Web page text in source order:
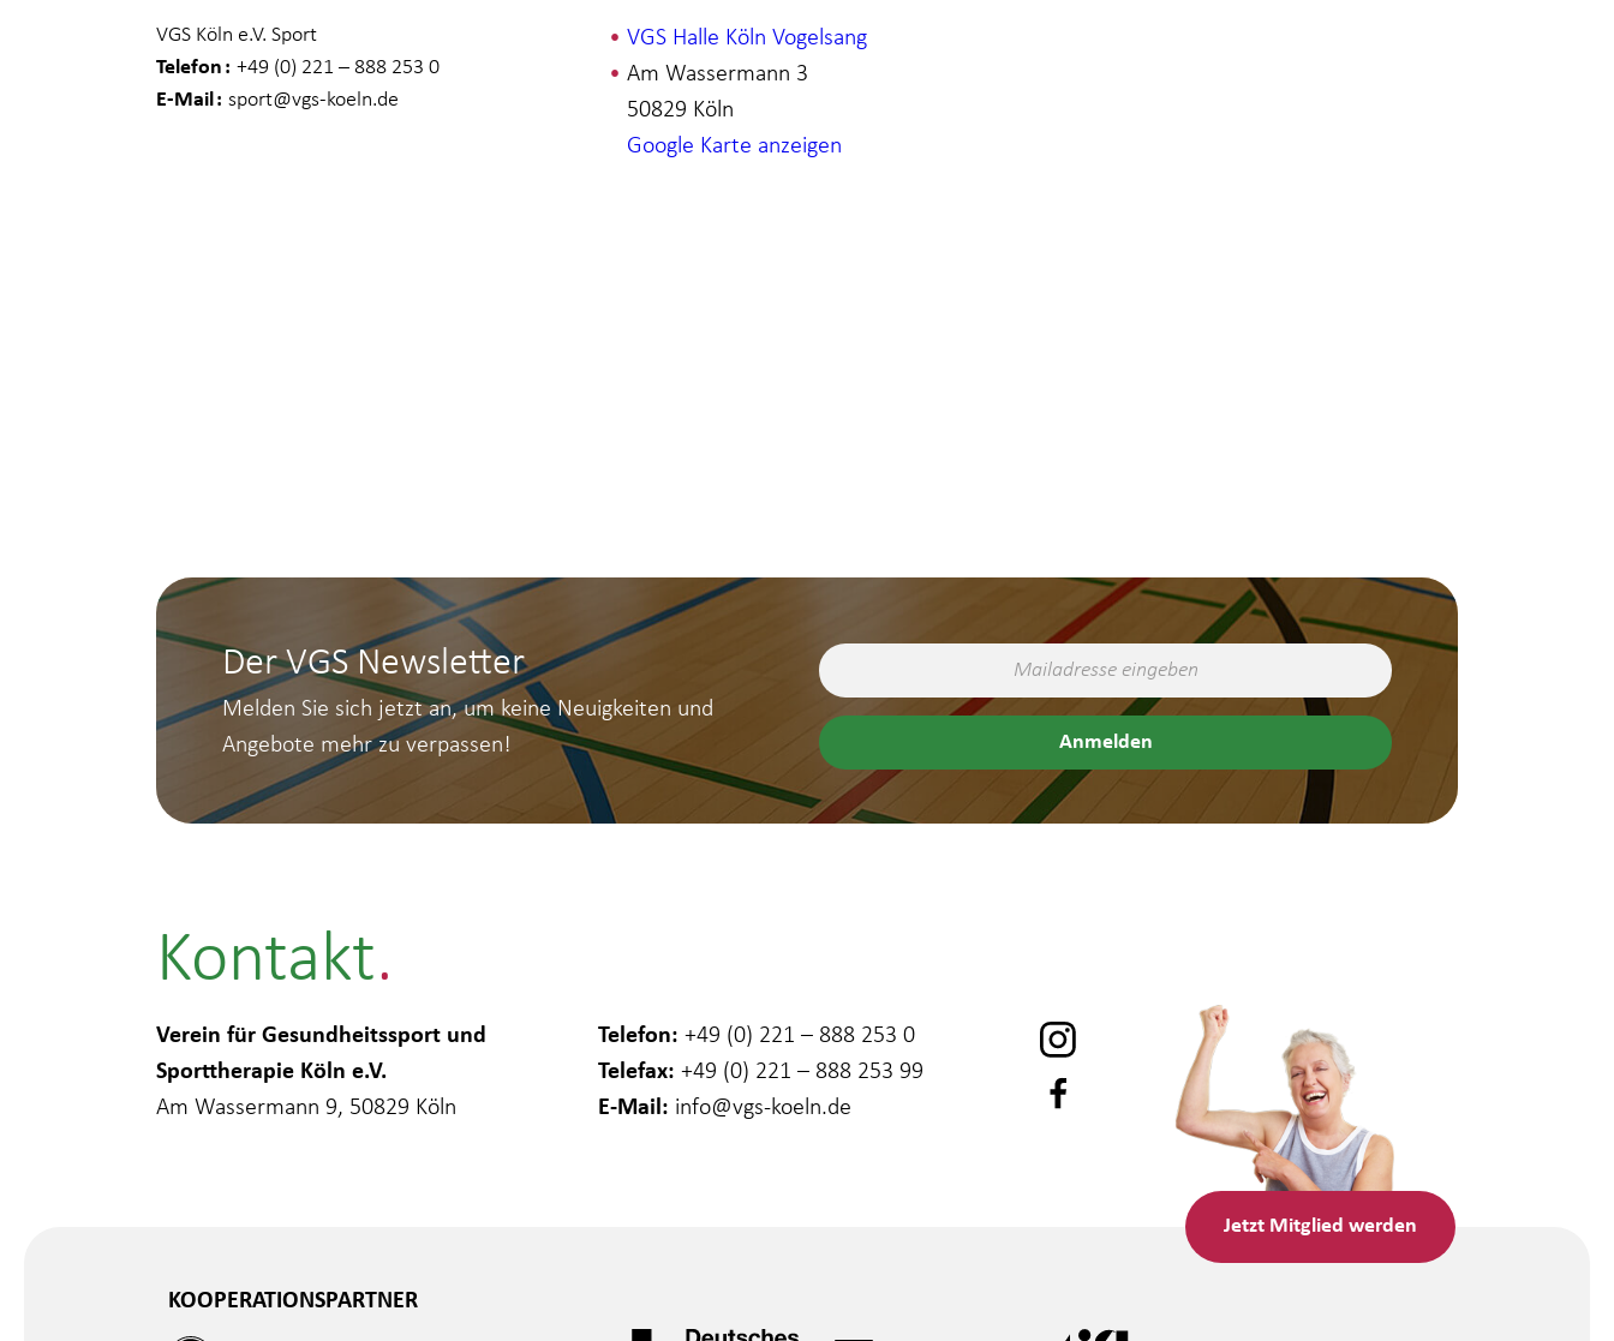
VGS Köln e.V. Sport
Telefon +49 (0) 221 – 888 253 0
E-Mail sport@vgs-koeln.de
VGS Halle Köln Vogelsang
Am Wassermann 3
Köln
50829
Google Karte anzeigen
Der VGS Newsletter
Melden Sie sich jetzt an, um keine Neuigkeiten und
Angebote mehr zu verpassen!
Kontakt
Verein für Gesundheitssport und
Sporttherapie Köln e.V.
Am Wassermann 9, 50829 Köln
Telefon: +49 (0) 221 – 888 253 0
Telefax: +49 (0) 221 – 888 253 99
E-Mail: info@vgs-koeln.de
Jetzt Mitglied werden
KOOPERATIONSPARTNER